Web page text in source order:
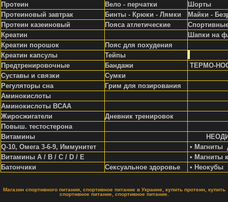
Протеин
Вело - перчатки
Шорты
Протеиновый завтрак
Бинты - Крюки - Лямки
Майки -
Протеин казеиновый
Пояса атлетические
Креатин
Шапки на
Креатин порошок
Пояс для похудения
Креатин капсулы
Тейпы
Предтренировочные
Бандажи
ТЕРМО-
Суставы и связки
Сумки
Регуляторы сна
Грим для позирования
Аминокислоты
Аминокислоты ВСАА
Жиросжигатели
Дневник тренировок
Повыш. тестостерона
Витамины
Q-10, Омега 3-6-9, Иммунитет
• Магниты
Витамины A / В / С / D / Е
• Магниты
Батончики
Сексуальное здоровье • Неокубы
Магазин спортивного питания, спортивное питание в Украине, купить протеин, купить
спортивное питание, спортивное питание.